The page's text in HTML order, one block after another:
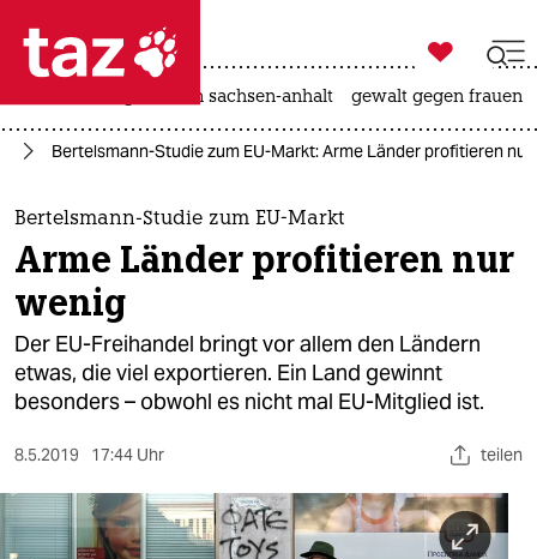
 taz zahl ich
taz zahl ich
themen
politik
öko
gesellschaft
sport
berlin

taz zahl ich
landtagswahl in sachsen-anhalt gewalt gegen frauen
Bertelsmann-Studie zum EU-Markt: Arme Länder profitieren nur
Bertelsmann-Studie zum EU-Markt
Arme Länder profitieren nur
wenig
Der EU-Freihandel bringt vor allem den Ländern
etwas, die viel exportieren. Ein Land gewinnt
besonders – obwohl es nicht mal EU-Mitglied ist.
8.5.2019 17:44 Uhr teilen